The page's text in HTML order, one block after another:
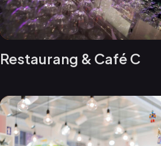
Restaurang & Café C